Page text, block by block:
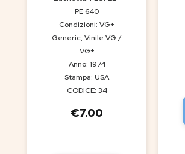
PE 640
Condizioni: VG+
Generic, Vinile VG /
VG+
Anno: 1974
Stampa: USA
CODICE: 34
€7.00